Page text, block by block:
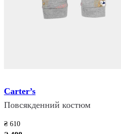
Carter’s
Повсякденний костюм
₴ 610